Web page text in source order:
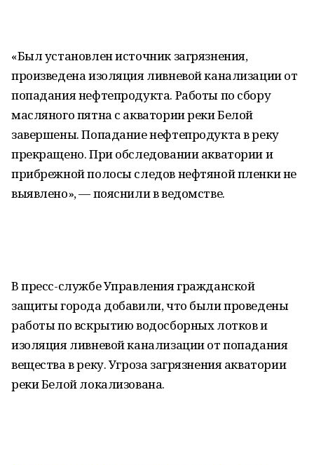
«Был установлен источник загрязнения,
произведена изоляция ливневой канализации от
попадания нефтепродукта. Работы по сбору
масляного пятна с акватории реки Белой
завершены. Попадание нефтепродукта в реку
прекращено. При обследовании акватории и
прибрежной полосы следов нефтяной пленки не
выявлено», — пояснили в ведомстве.
В пресс-службе Управления гражданской
защиты города добавили, что были проведены
работы по вскрытию водосборных лотков и
изоляция ливневой канализации от попадания
вещества в реку. Угроза загрязнения акватории
реки Белой локализована.